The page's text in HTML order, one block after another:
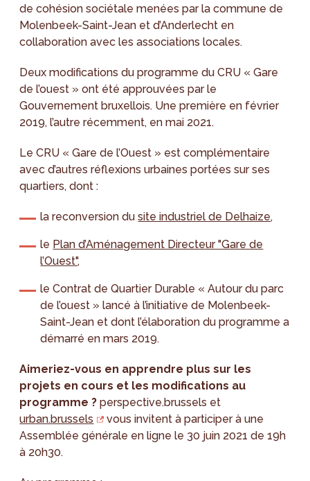
de cohésion sociétale menées par la commune de
Molenbeek-Saint-Jean et d’Anderlecht en
collaboration avec les associations locales.
Deux modifications du programme du CRU « Gare
de l’ouest » ont été approuvées par le
Gouvernement bruxellois. Une première en février
2019, l’autre récemment, en mai 2021.
Le CRU « Gare de l’Ouest » est complémentaire
avec d’autres réflexions urbaines portées sur ses
quartiers, dont :
la reconversion dusite industriel de Delhaize,
le Plan d’Aménagement Directeur "Gare de
l’Ouest",
le Contrat de Quartier Durable « Autour du parc
de l’ouest » lancé à l’initiative de Molenbeek-
Saint-Jean et dont l’élaboration du programme a
démarré en mars 2019.
Aimeriez-vous en apprendre plus sur les
projets en cours et les modifications au
programme ? perspective.brussels et
urban.brussels
vous invitent à participer à une
Assemblée générale en ligne le 30 juin 2021 de 19h
à 20h30.